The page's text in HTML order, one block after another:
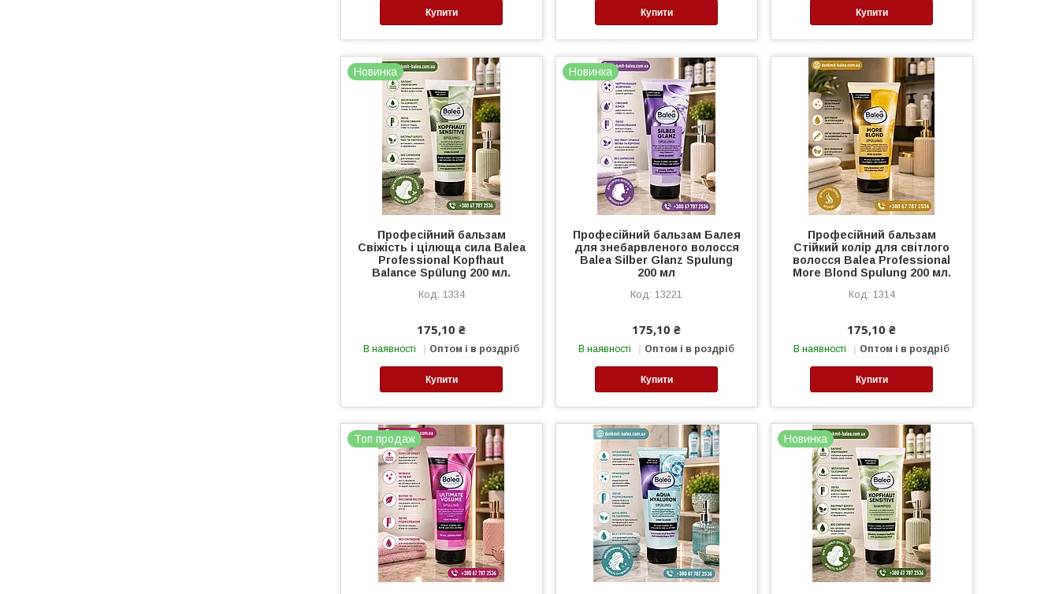
Купити Купити Купити
Новинка
Професійний бальзам
Свіжість і цілюща сила Balea
Professional Kopfhaut
Balance Spülung 200 мл.
1334
175,10 ₴
В наявності Оптом і в роздріб
Купити
Новинка
Професійний бальзам Балея
для знебарвленого волосся
Balea Silber Glanz Spulung
200 мл
13221
175,10 ₴
В наявності Оптом і в роздріб
Купити
Професійний бальзам
Стійкий колір для світлого
волосся Balea Professional
More Blond Spulung 200 мл.
1314
175,10 ₴
В наявності Оптом і в роздріб
Купити
Топ продаж Новинка